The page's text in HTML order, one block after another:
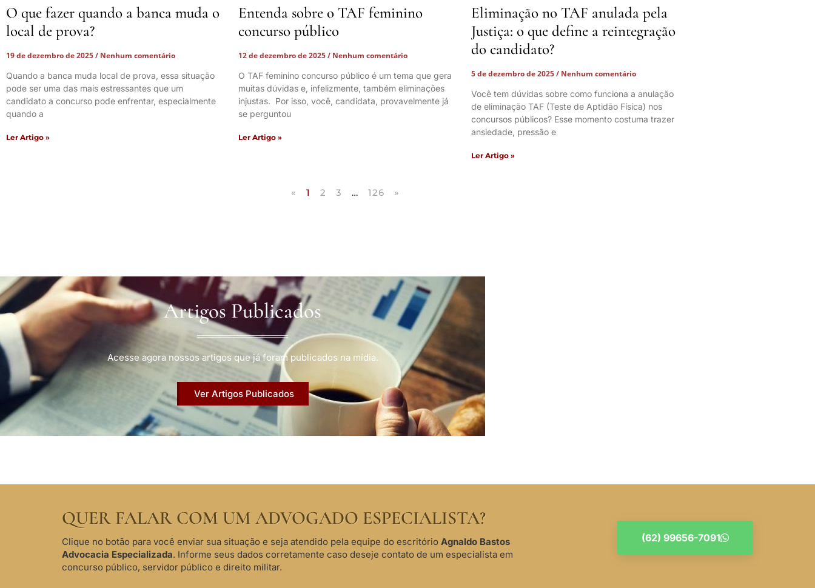
O que fazer quando a banca muda o
local de prova?
19 de dezembro de 2025
Nenhum comentário
Quando a banca muda local de prova, essa situação
pode ser uma das mais estressantes que um
candidato a concurso pode enfrentar, especialmente
quando a
Ler Artigo »
Entenda sobre o TAF feminino
concurso público
12 de dezembro de 2025 Nenhum comentário
O TAF feminino concurso público é um tema que gera
muitas dúvidas e, infelizmente, também eliminações
injustas. Por isso, você, candidata, provavelmente já
se perguntou
Ler Artigo »
Eliminação no TAF anulada pela
Justiça: o que define a reintegração
do candidato?
5 de dezembro de 2025 Nenhum comentário
Você tem dúvidas sobre como funciona a anulação
de eliminação TAF (Teste de Aptidão Física) nos
concursos públicos? Esse momento costuma trazer
ansiedade, pressão e
Ler Artigo »
« 1 2 3 … 126 »
Artigos Publicados
Acesse agora nossos artigos que já foram publicados na mídia.
Ver Artigos Publicados
QUER FALAR COM UM ADVOGADO ESPECIALISTA?
Clique no botão para você enviar sua situação e seja atendido pela equipe do escritório Agnaldo Bastos
Advocacia Especializada. Informe seus dados corretamente caso deseje contato de um especialista em
concurso público, servidor público e direito militar.
(62) 99656-7091